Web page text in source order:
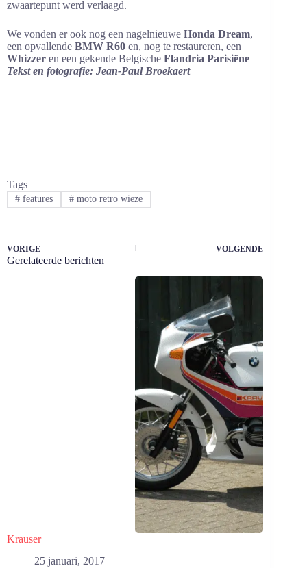
zwaartepunt werd verlaagd.
We vonden er ook nog een nagelnieuwe Honda Dream,
een opvallende BMW R60 en, nog te restaureren, een
Whizzer en een gekende Belgische Flandria Parisiëne
Tekst en fotografie: Jean-Paul Broekaert
Tags
#features #moto retro wieze
VORIGE VOLGENDE
Gerelateerde berichten
Krauser
25 januari, 2017